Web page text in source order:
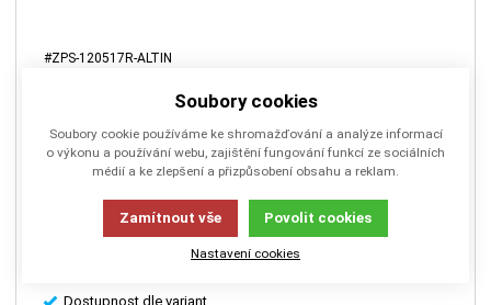
#ZPS-120517R-ALTIN
Frézy válcové čelní R1, Z4, ZPS, HSSE-PM ,AlTiN,N
Frézy válcové čelní s rohovým radiusem, vhodné na šlichtování,
mědi a slitin mědi, slitin chromu, titanu a slitin titanu.
Dostupnost dle variant
Soubory cookies
Soubory cookie používáme ke shromažďování a analýze informací
o výkonu a používání webu, zajištění fungování funkcí ze sociálních
médií a ke zlepšení a přizpůsobení obsahu a reklam.
Zamítnout vše Povolit cookies
Nastavení cookies